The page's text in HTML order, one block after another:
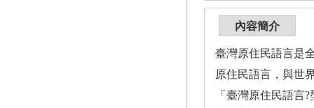
內容簡介
臺灣原住民語言是
原住民語言，與世
「臺灣原住民語言